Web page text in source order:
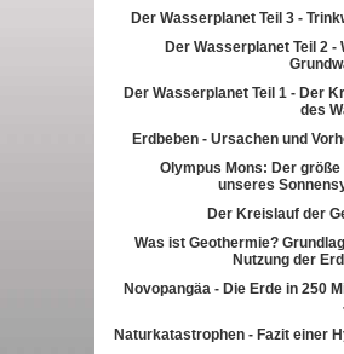
Der Wasserplanet Teil 3 -
Der Wasserplanet Teil 2 -
Der Wasserplanet Teil 1 - Der
des
Erdbeben - Ursachen und
Olympus Mons: Der größe
unseres
Der Kreislauf der
Was ist Geothermie?
Nutzung der
Novopangäa - Die Erde in 250
Naturkatastrophen - Fazit einer